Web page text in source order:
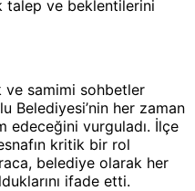
talep ve beklentilerini
ve samimi sohbetler
Belediyesi’nin her zaman
edeceğini vurguladı. İlçe
kritik bir rol
belediye olarak her
ifade etti.